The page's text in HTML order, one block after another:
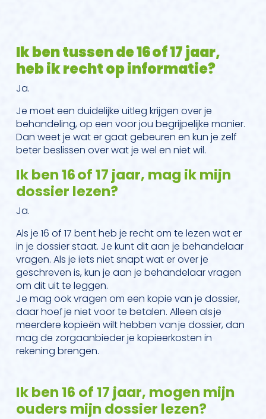
Ik ben tussen de 16 of 17 jaar,
heb ik recht op informatie?
Ja.
Je moet een duidelijke uitleg krijgen over je
behandeling, op een voor jou begrijpelijke manier.
Dan weet je wat er gaat gebeuren en kun je zelf
beter beslissen over wat je wel en niet wil.
Ik ben 16 of 17 jaar, mag ik mijn
dossier lezen?
Ja.
Als je 16 of 17 bent heb je recht om te lezen wat er
in je dossier staat. Je kunt dit aan je behandelaar
vragen. Als je iets niet snapt wat er over je
geschreven is, kun je aan je behandelaar vragen
om dit uit te leggen.
Je mag ook vragen om een kopie van je dossier,
daar hoef je niet voor te betalen. Alleen als je
meerdere kopieën wilt hebben van je dossier, dan
mag de zorgaanbieder je kopieerkosten in
rekening brengen.
Ik ben 16 of 17 jaar, mogen mijn
ouders mijn dossier lezen?